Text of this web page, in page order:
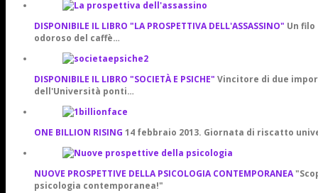
DISPONIBILE IL LIBRO "LA PROSPETTIVA DELL'ASSASSINO" Un
odoroso del caffè…
DISPONIBILE IL LIBRO "SOCIETÀ E PSICHE" Vincitore di due
dell'Università ponti…
ONE BILLION RISING 14 febbraio 2013. Giornata di riscatto
NUOVE PROSPETTIVE DELLA PSICOLOGIA CONTEMPORANEA
psicologia contemporanea!"